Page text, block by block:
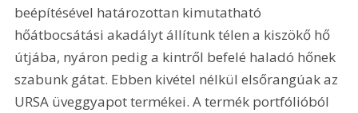
beépítésével határozottan kimutatható
hőátbocsátási akadályt állítunk télen a kiszökő hő
útjába, nyáron pedig a kintről befelé haladó hőnek
szabunk gátat. Ebben kivétel nélkül elsőrangúak az
URSA üveggyapot termékei. A termék portfólióból